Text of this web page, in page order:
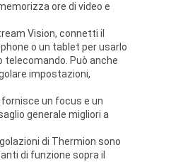
ore di video e
Vision, connetti il
o un tablet per usarlo
telecomando. Può anche
impostazioni,
un focus e un
generale migliori a
di Thermion sono
di funzione sopra il